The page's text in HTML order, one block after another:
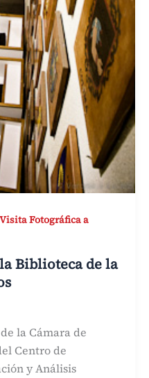
Visita Fotográfica a
Biblioteca de la
la Cámara de
Centro de
y Análisis